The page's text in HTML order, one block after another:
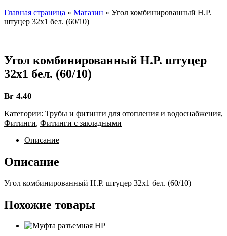
Главная страница » Магазин » Угол комбинированный Н.Р.
штуцер 32х1 бел. (60/10)
Угол комбинированный Н.Р. штуцер
32х1 бел. (60/10)
Br 4.40
Категории: Трубы и фитинги для отопления и водоснабжения,
Фитинги, Фитинги с закладными
Описание
Описание
Угол комбинированный Н.Р. штуцер 32х1 бел. (60/10)
Похожие товары